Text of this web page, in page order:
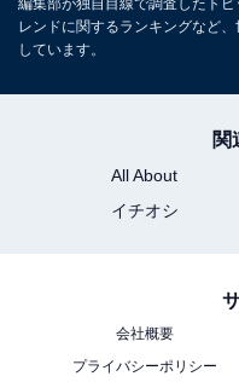
編集部が独自目線で調査したト
レンドに関するランキングなど
しています。
関
All About
イチオシ
会社概要
プライバシーポリシー